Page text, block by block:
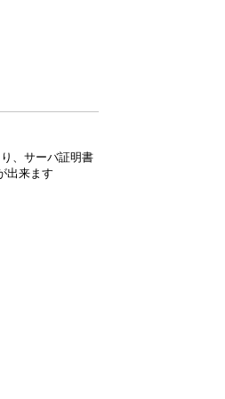
、サーバ証明書
出来ます